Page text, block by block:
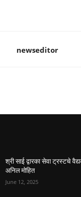
newseditor
श्री साई द्वारका सेवा ट्रस्टचे
अनिल मोहित
June 12, 2025